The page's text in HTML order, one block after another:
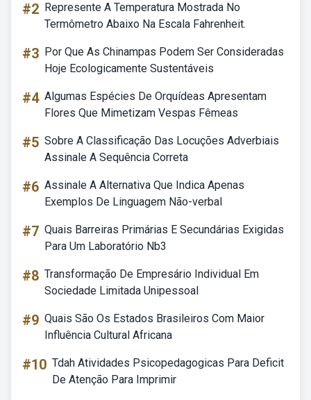
#2 Represente A Temperatura Mostrada No
Termômetro Abaixo Na Escala Fahrenheit.
#3 Por Que As Chinampas Podem Ser Consideradas
Hoje Ecologicamente Sustentáveis
#4 Algumas Espécies De Orquídeas Apresentam
Flores Que Mimetizam Vespas Fêmeas
#5 Sobre A Classificação Das Locuções Adverbiais
Assinale A Sequência Correta
#6 Assinale A Alternativa Que Indica Apenas
Exemplos De Linguagem Não-verbal
#7 Quais Barreiras Primárias E Secundárias Exigidas
Para Um Laboratório Nb3
#8 Transformação De Empresário Individual Em
Sociedade Limitada Unipessoal
#9 Quais São Os Estados Brasileiros Com Maior
Influência Cultural Africana
#10 Tdah Atividades Psicopedagogicas Para Deficit
De Atenção Para Imprimir